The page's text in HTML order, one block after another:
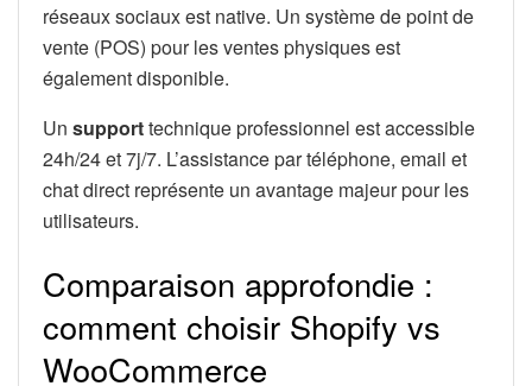
réseaux sociaux est native. Un système de point de
vente (POS) pour les ventes physiques est
également disponible.
Un supporttechnique professionnel est accessible
24h/24 et 7j/7. L’assistance par téléphone, email et
chat direct représente un avantage majeur pour les
utilisateurs.
Comparaison approfondie :
comment choisir Shopify vs
WooCommerce